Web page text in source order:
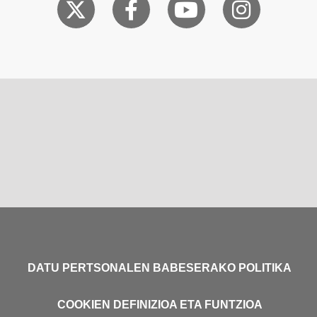
DATU PERTSONALEN BABESERAKO POLITIKA
COOKIEN DEFINIZIOA ETA FUNTZIOA